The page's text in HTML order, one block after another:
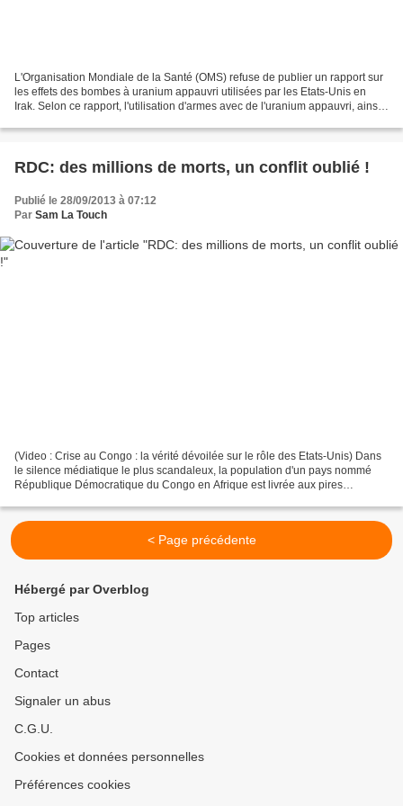
L'Organisation Mondiale de la Santé (OMS) refuse de publier un rapport sur
les effets des bombes à uranium appauvri utilisées par les Etats-Unis en
Irak. Selon ce rapport, l'utilisation d'armes avec de l'uranium appauvri, ainsi
RDC: des millions de morts, un conflit oublié !
Publié le 28/09/2013 à 07:12
Par Sam La Touch
(Video : Crise au Congo : la vérité dévoilée sur le rôle des Etats-Unis) Dans
le silence médiatique le plus scandaleux, la population d'un pays nommé
République Démocratique du Congo en Afrique est livrée aux pires
< Page précédente
Hébergé par Overblog
Top articles
Pages
Contact
Signaler un abus
C.G.U.
Cookies et données personnelles
Préférences cookies